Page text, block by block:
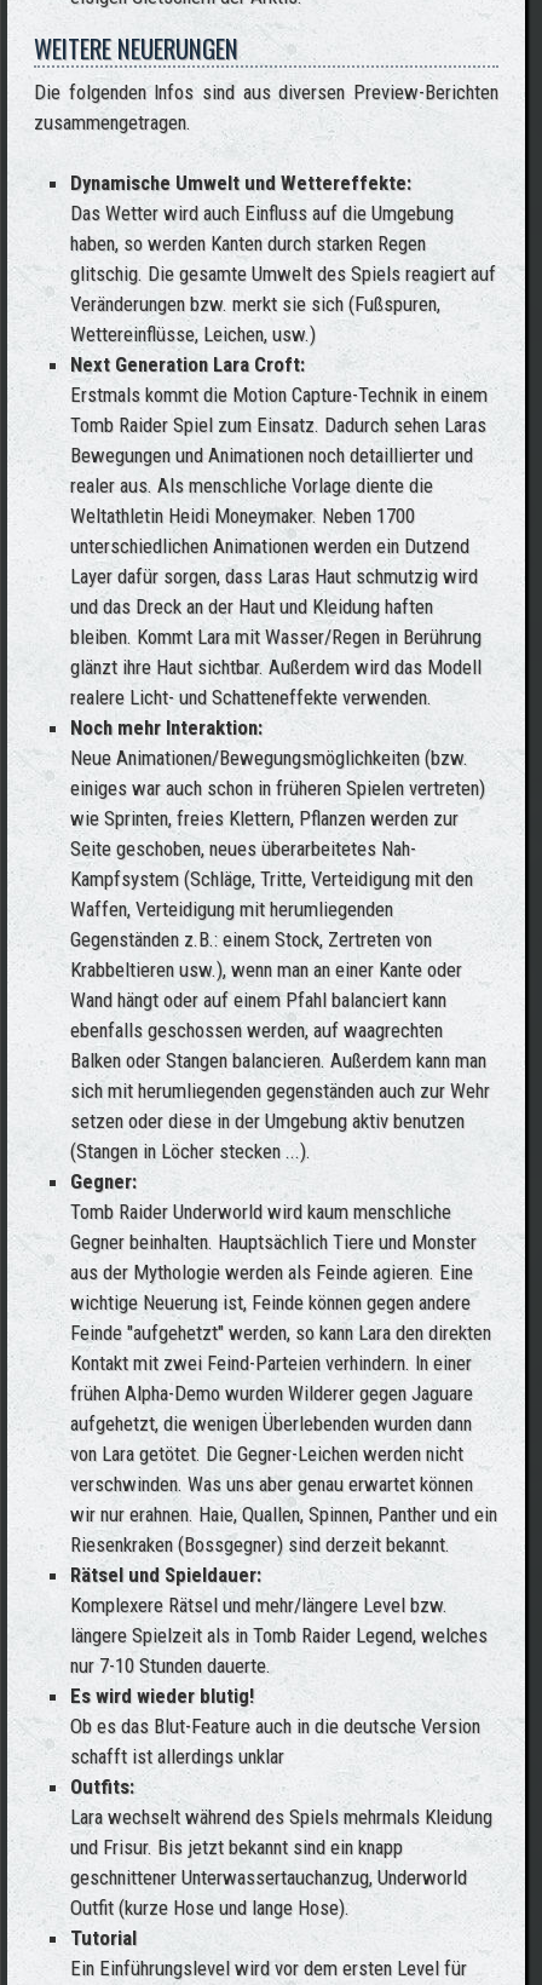
WEITERE NEUERUNGEN
Die folgenden Infos sind aus diversen Preview-Berichten
zusammengetragen.
Dynamische Umwelt und Wettereffekte:
Das Wetter wird auch Einfluss auf die Umgebung
haben, so werden Kanten durch starken Regen
glitschig. Die gesamte Umwelt des Spiels reagiert auf
Veränderungen bzw. merkt sie sich (Fußspuren,
Wettereinflüsse, Leichen, usw.)
Next Generation Lara Croft:
Erstmals kommt die Motion Capture-Technik in einem
Tomb Raider Spiel zum Einsatz. Dadurch sehen Laras
Bewegungen und Animationen noch detaillierter und
realer aus. Als menschliche Vorlage diente die
Weltathletin Heidi Moneymaker. Neben 1700
unterschiedlichen Animationen werden ein Dutzend
Layer dafür sorgen, dass Laras Haut schmutzig wird
und das Dreck an der Haut und Kleidung haften
bleiben. Kommt Lara mit Wasser/Regen in Berührung
glänzt ihre Haut sichtbar. Außerdem wird das Modell
realere Licht- und Schatteneffekte verwenden.
Noch mehr Interaktion:
Neue Animationen/Bewegungsmöglichkeiten (bzw.
einiges war auch schon in früheren Spielen vertreten)
wie Sprinten, freies Klettern, Pflanzen werden zur
Seite geschoben, neues überarbeitetes Nah-
Kampfsystem (Schläge, Tritte, Verteidigung mit den
Waffen, Verteidigung mit herumliegenden
Gegenständen z.B.: einem Stock, Zertreten von
Krabbeltieren usw.), wenn man an einer Kante oder
Wand hängt oder auf einem Pfahl balanciert kann
ebenfalls geschossen werden, auf waagrechten
Balken oder Stangen balancieren. Außerdem kann man
sich mit herumliegenden gegenständen auch zur Wehr
setzen oder diese in der Umgebung aktiv benutzen
(Stangen in Löcher stecken ...).
Gegner:
Tomb Raider Underworld wird kaum menschliche
Gegner beinhalten. Hauptsächlich Tiere und Monster
aus der Mythologie werden als Feinde agieren. Eine
wichtige Neuerung ist, Feinde können gegen andere
Feinde "aufgehetzt" werden, so kann Lara den direkten
Kontakt mit zwei Feind-Parteien verhindern. In einer
frühen Alpha-Demo wurden Wilderer gegen Jaguare
aufgehetzt, die wenigen Überlebenden wurden dann
von Lara getötet. Die Gegner-Leichen werden nicht
verschwinden. Was uns aber genau erwartet können
wir nur erahnen. Haie, Quallen, Spinnen, Panther und ein
Riesenkraken (Bossgegner) sind derzeit bekannt.
Rätsel und Spieldauer:
Komplexere Rätsel und mehr/längere Level bzw.
längere Spielzeit als in Tomb Raider Legend, welches
nur 7-10 Stunden dauerte.
Es wird wieder blutig!
Ob es das Blut-Feature auch in die deutsche Version
schafft ist allerdings unklar
Outfits:
Lara wechselt während des Spiels mehrmals Kleidung
und Frisur. Bis jetzt bekannt sind ein knapp
geschnittener Unterwassertauchanzug, Underworld
Outfit (kurze Hose und lange Hose).
Tutorial
Ein Einführungslevel wird vor dem ersten Level für